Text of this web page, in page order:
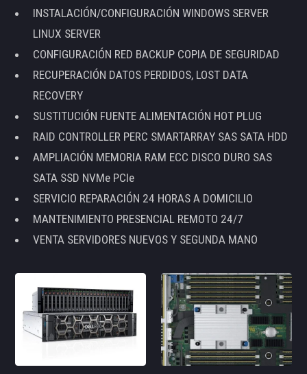
INSTALACIÓN/CONFIGURACIÓN WINDOWS SERVER
LINUX SERVER
CONFIGURACIÓN RED BACKUP COPIA DE SEGURIDAD
RECUPERACIÓN DATOS PERDIDOS, LOST DATA
RECOVERY
SUSTITUCIÓN FUENTE ALIMENTACIÓN HOT PLUG
RAID CONTROLLER PERC SMARTARRAY SAS SATA HDD
AMPLIACIÓN MEMORIA RAM ECC DISCO DURO SAS
SATA SSD NVMe PCIe
SERVICIO REPARACIÓN 24 HORAS A DOMICILIO
MANTENIMIENTO PRESENCIAL REMOTO 24/7
VENTA SERVIDORES NUEVOS Y SEGUNDA MANO